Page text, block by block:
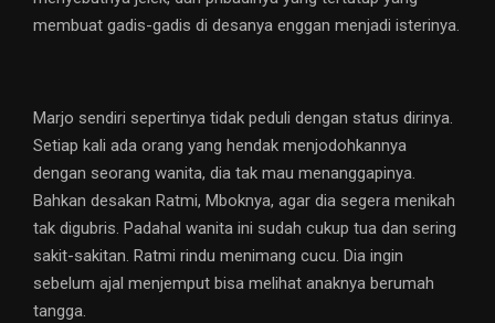
membuat gadis-gadis di desanya enggan menjadi isterinya.
Marjo sendiri sepertinya tidak peduli dengan status dirinya.
Setiap kali ada orang yang hendak menjodohkannya
dengan seorang wanita, dia tak mau menanggapinya.
Bahkan desakan Ratmi, Mboknya, agar dia segera menikah
tak digubris. Padahal wanita ini sudah cukup tua dan sering
sakit-sakitan. Ratmi rindu menimang cucu. Dia ingin
sebelum ajal menjemput bisa melihat anaknya berumah
tangga.